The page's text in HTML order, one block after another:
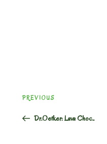
navigation
Previous
PREVIOUS
Dr.Oetker: Lava Choc..